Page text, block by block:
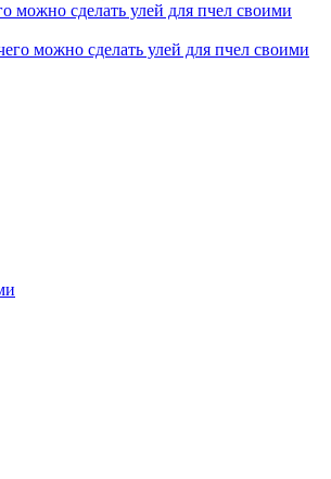
можно сделать улей для пчел своими